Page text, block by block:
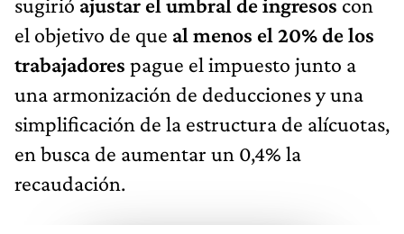
sugirió ajustar el umbral de ingresos con
el objetivo de que al menos el 20% de los
trabajadores pague el impuesto junto a
una armonización de deducciones y una
simplificación de la estructura de alícuotas,
en busca de aumentar un 0,4% la
recaudación.